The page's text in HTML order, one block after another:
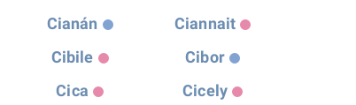
Cianán
Ciannait
Cibile
Cibor
Cica
Cicely